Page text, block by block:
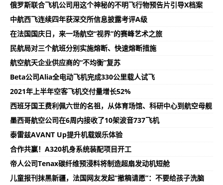
俄罗斯联合飞机公司用这个神秘的不明飞行物预告片引导X档案
中航西飞连续四年获深交所信息披露考评A级
在法国国庆日，来一场航空“视界”的赛峰艺术之旅
民航局对三个航班分别实施熔断、快速熔断措施
航空航天企业供应商的“不均衡”复苏
Beta公司Alia全电动飞机完成330公里载人试飞
2021年上半年空客飞机交付量增长52%
西班牙国王费利佩六世的名祖，从体育场馆、科研中心到航空母舰
墨西哥航空公司在6周内接收了10架波音737飞机
泰雷兹AVANT Up提升机载娱乐体验
合作共赢！A320机身系统装配项目开工
帝人公司Tenax碳纤维预浸料将制造超扇发动机短舱
儿童报刊抹黑新疆，法国网友发起“撤稿请愿”：不要给孩子洗脑